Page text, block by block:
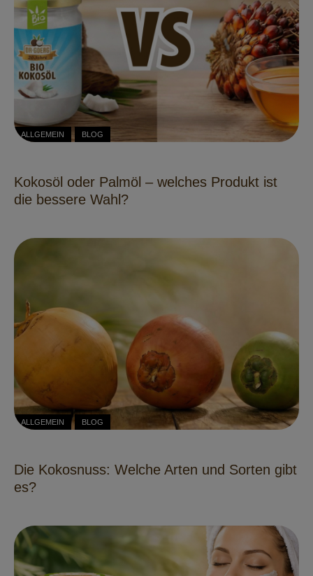
ALLGEMEIN BLOG
Kokosöl oder Palmöl – welches Produkt ist
die bessere Wahl?
ALLGEMEIN BLOG
Die Kokosnuss: Welche Arten und Sorten gibt
es?